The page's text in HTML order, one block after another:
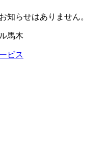
知らせはありません。
馬木
ビス